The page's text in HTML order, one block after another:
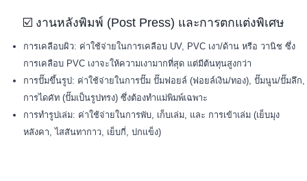
☑️ งานหลังพิมพ์ (Post Press) และการตกแต่งพิเศษ
การเคลือบผิว: ค่าใช้จ่ายในการเคลือบ UV, PVC เงา/ด้าน หรือ วานิช ซึ่ง
การเคลือบ PVC เงาจะให้ความเงามากที่สุด แต่มีต้นทุนสูงกว่า
การปั๊มขึ้นรูป: ค่าใช้จ่ายในการปั๊ม ปั๊มฟอยล์ (ฟอยล์เงิน/ทอง), ปั๊มนูน/ปั๊มลึก,
การไดคัท (ปั๊มเป็นรูปทรง) ซึ่งต้องทำแม่พิมพ์เฉพาะ
การทำรูปเล่ม: ค่าใช้จ่ายในการพับ, เก็บเล่ม, และ การเข้าเล่ม (เย็บมุง
หลังคา, ไสสันทากาว, เย็บกี่, ปกแข็ง)